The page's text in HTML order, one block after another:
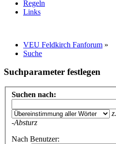
Regeln
Links
VEU Feldkirch Fanforum »
Suche
Suchparameter festlegen
Suchen nach:
-Absturz
Nach Benutzer: